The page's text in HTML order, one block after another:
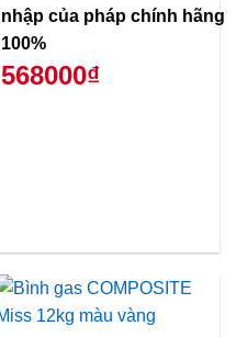
nhập của pháp chính hãng
100%
568000₫